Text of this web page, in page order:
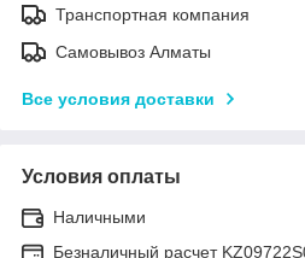
Транспортная компания
Самовывоз Алматы
Все условия доставки
Условия оплаты
Наличными
Безналичный расчет